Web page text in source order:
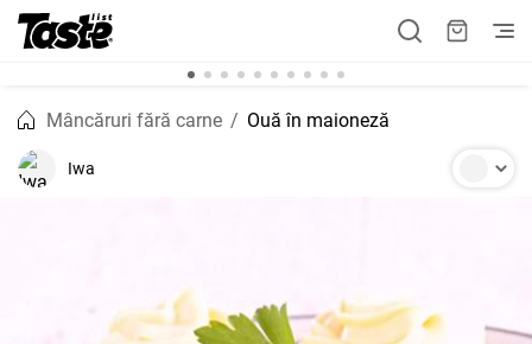
Mâncăruri fără carne Ouă în maioneză
Iwa